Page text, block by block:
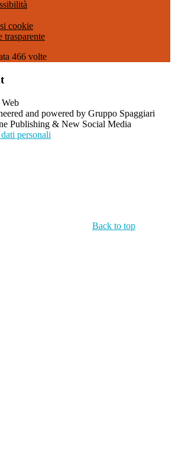
cookie
trasparente
466 volte
and powered by Gruppo Spaggiari
Publishing & New Social Media
personali
Back to top